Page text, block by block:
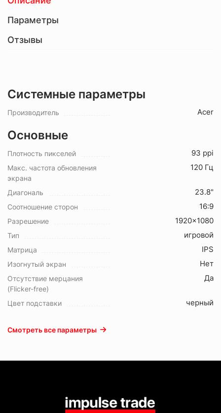
Параметры
Отзывы
Системные параметры
Производитель Acer
Основные
Плотность пикселей 93 ppi
Макс. частота обновления
экрана
120 Гц
Диагональ 23.8"
Соотношение сторон 16:9
Разрешение 1920x1080
Тип игровой
Матрица IPS
Изогнутый экран Нет
Отсутствие мерцания
(Flicker-free)
Да
Цвет подставки черный
Смотреть все параметры